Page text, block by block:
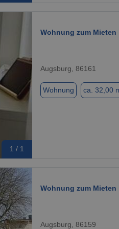
1 / 1
Wohnung zum Mieten
Augsburg, 86161
Wohnung ca. 32,00
Wohnung zum Mieten
Augsburg, 86159